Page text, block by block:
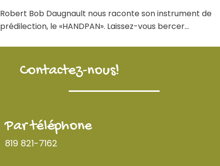
Robert Bob Daugnault nous raconte son instrument de
prédilection, le «HANDPAN». Laissez-vous bercer…
Contactez-nous!
Par téléphone
819 821-7162